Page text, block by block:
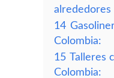
alrededores
14
Colombia:
15 Talleres
Colombia: